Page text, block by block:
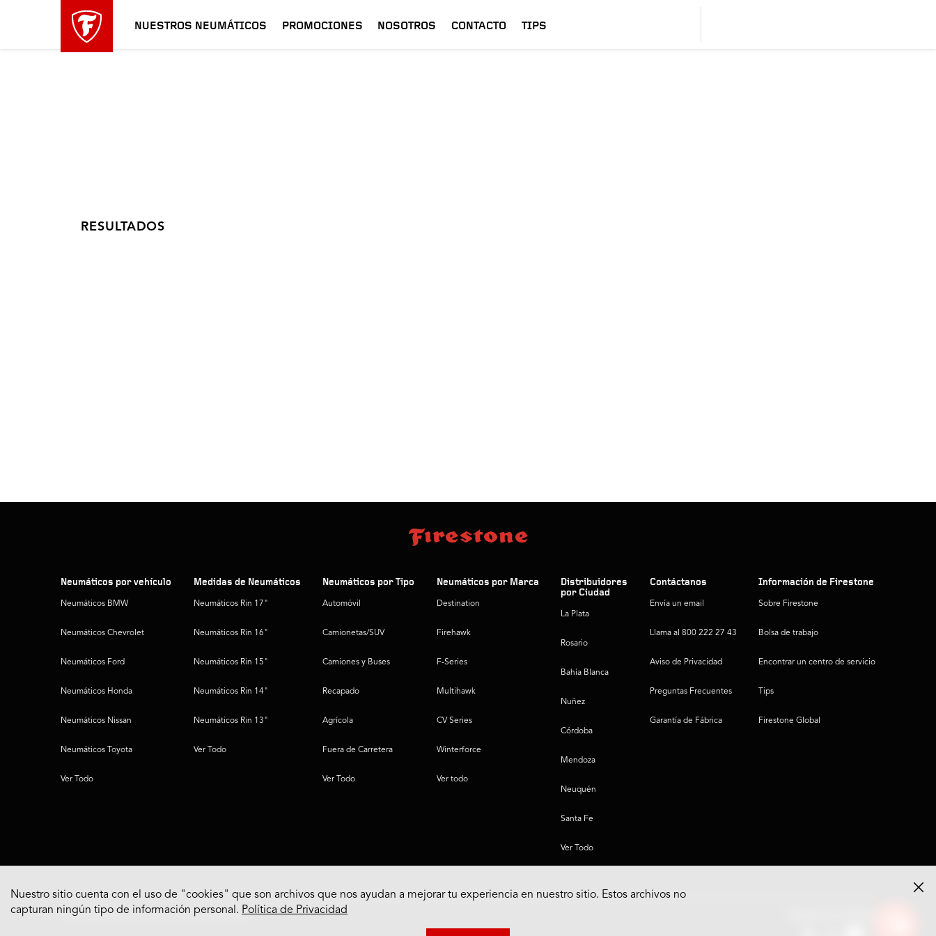
NUESTROS NEUMÁTICOS PROMOCIONES NOSOTROS CONTACTO TIPS
RESULTADOS
Neumáticos por vehículo
Neumáticos BMW
Neumáticos Chevrolet
Neumáticos Ford
Neumáticos Honda
Neumáticos Nissan
Neumáticos Toyota
Ver Todo
Medidas de Neumáticos
Neumáticos Rin 17"
Neumáticos Rin 16"
Neumáticos Rin 15"
Neumáticos Rin 14"
Neumáticos Rin 13"
Ver Todo
Neumáticos por Tipo
Automóvil
Camionetas/SUV
Camiones y Buses
Recapado
Agrícola
Fuera de Carretera
Ver Todo
Neumáticos por Marca
Destination
Firehawk
F-Series
Multihawk
CV Series
Winterforce
Ver todo
Distribuidores
por Ciudad
La Plata
Rosario
Bahía Blanca
Nuñez
Córdoba
Mendoza
Neuquén
Santa Fe
Ver Todo
Contáctanos
Envía un email
Llama al 800 222 27 43
Aviso de Privacidad
Preguntas Frecuentes
Garantía de Fábrica
Información de Firestone
Sobre Firestone
Bolsa de trabajo
Encontrar un centro de servicio
Tips
Firestone Global
© 2022 Bridgestone Americas Tire Operations, LLC
Nuestro sitio cuenta con el uso de "cookies" que son archivos que nos ayudan a mejorar tu experiencia en nuestro sitio. Estos archivos no
capturan ningún tipo de información personal. Política de Privacidad